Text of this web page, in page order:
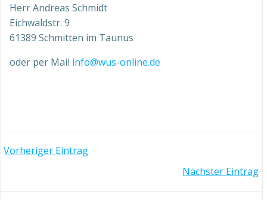
Herr Andreas Schmidt
Eichwaldstr. 9
61389 Schmitten im Taunus
oder per Mail info@wus-online.de
Post
Vorheriger Eintrag
Nächster Eintrag